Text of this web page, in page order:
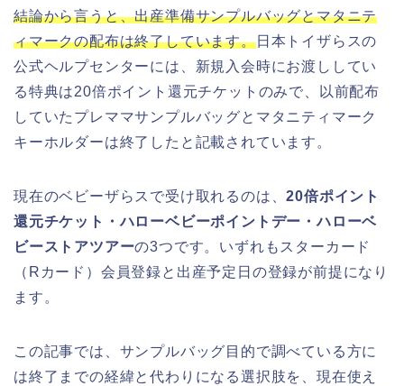
結論から言うと、出産準備サンプルバッグとマタニテ
ィマークの配布は終了しています。日本トイザらスの
公式ヘルプセンターには、新規入会時にお渡ししてい
る特典は20倍ポイント還元チケットのみで、以前配布
していたプレママサンプルバッグとマタニティマーク
キーホルダーは終了したと記載されています。
現在のベビーザらスで受け取れるのは、20倍ポイント
還元チケット・ハローベビーポイントデー・ハローベ
ビーストアツアーの3つです。いずれもスターカード
（Rカード）会員登録と出産予定日の登録が前提になり
ます。
この記事では、サンプルバッグ目的で調べている方に
は終了までの経緯と代わりになる選択肢を、現在使え